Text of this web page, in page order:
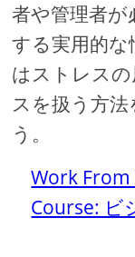
者や管理者
する実用的
はストレス
スを扱う方
う。
Work
Course: ビ